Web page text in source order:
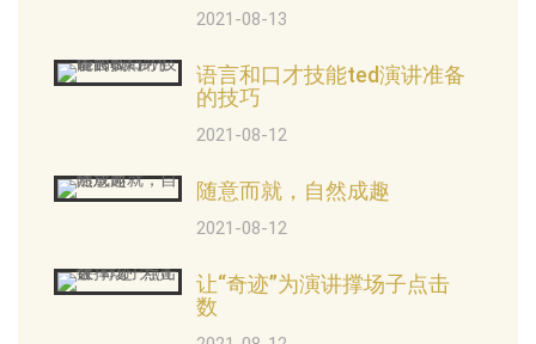
2021-08-13
语言和口才技能ted演讲准备
的技巧
2021-08-12
随意而就，自然成趣
2021-08-12
让“奇迹”为演讲撑场子点击
数